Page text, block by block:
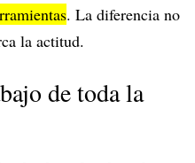
. La diferencia no
la actitud.
de toda la